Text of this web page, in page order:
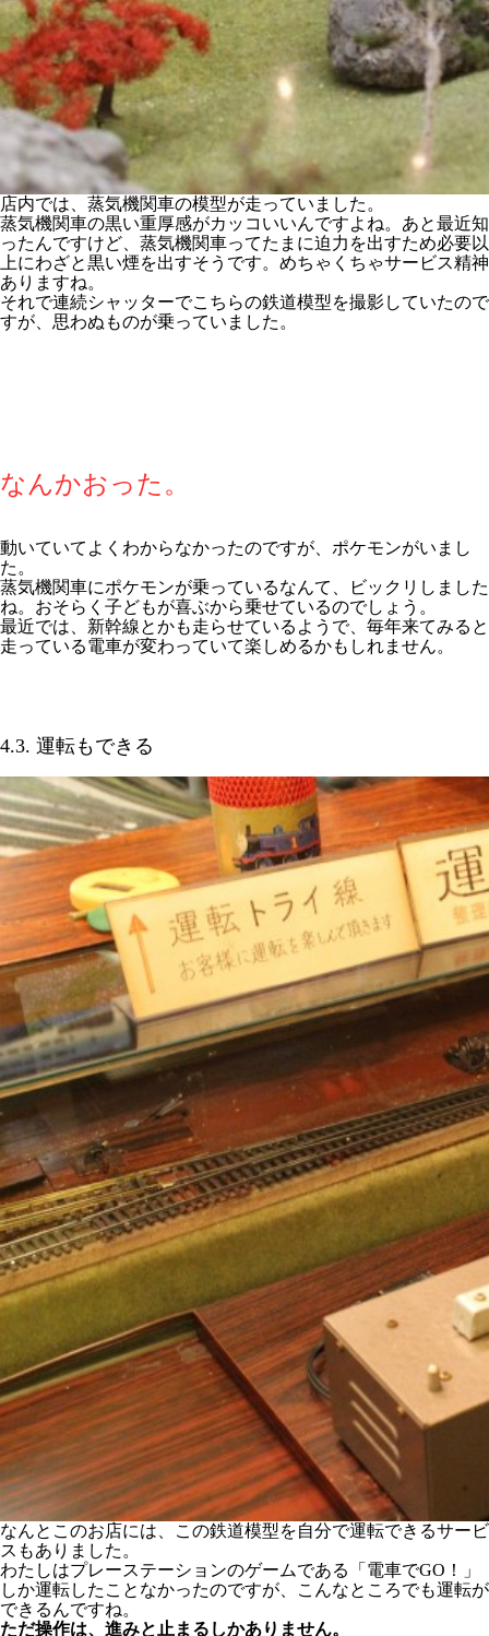
店内では、蒸気機関車の模型が走っていました。
蒸気機関車の黒い重厚感がカッコいいんですよね。あと最近知
ったんですけど、蒸気機関車ってたまに迫力を出すため必要以
上にわざと黒い煙を出すそうです。めちゃくちゃサービス精神
ありますね。
それで連続シャッターでこちらの鉄道模型を撮影していたので
すが、思わぬものが乗っていました。
なんかおった。
動いていてよくわからなかったのですが、ポケモンがいまし
た。
蒸気機関車にポケモンが乗っているなんて、ビックリしました
ね。おそらく子どもが喜ぶから乗せているのでしょう。
最近では、新幹線とかも走らせているようで、毎年来てみると
走っている電車が変わっていて楽しめるかもしれません。
4.3. 運転もできる
なんとこのお店には、この鉄道模型を自分で運転できるサービ
スもありました。
わたしはプレーステーションのゲームである「電車でGO！」
しか運転したことなかったのですが、こんなところでも運転が
できるんですね。
ただ操作は、進みと止まるしかありません。